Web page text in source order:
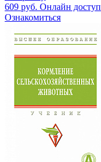
609 руб. Онлайн доступ
Ознакомиться